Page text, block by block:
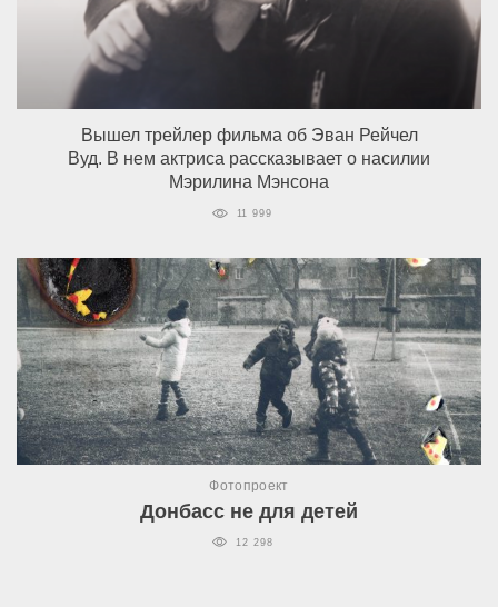
Вышел трейлер фильма об Эван Рейчел
Вуд. В нем актриса рассказывает о насилии
Мэрилина Мэнсона
11 999
Фотопроект
Донбасс не для детей
12 298